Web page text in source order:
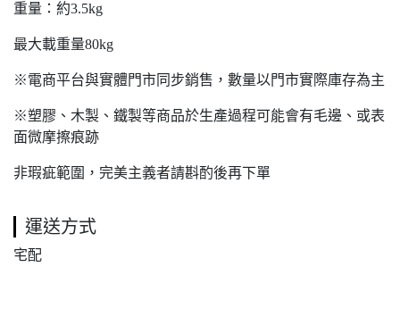
重量：約3.5kg
最大載重量80kg
※電商平台與實體門市同步銷售，數量以門市實際庫存為主
※塑膠、木製、鐵製等商品於生產過程可能會有毛邊、或表
面微摩擦痕跡
非瑕疵範圍，完美主義者請斟酌後再下單
運送方式
宅配